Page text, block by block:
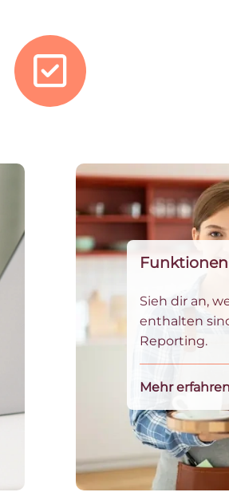
Sieh dir an,
enthalten
Reporting.
Mehr